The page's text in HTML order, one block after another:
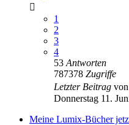
1
2
3
4
53 Antworten
787378 Zugriffe
Letzter Beitrag von
Donnerstag 11.
Meine Lumix-Bücher